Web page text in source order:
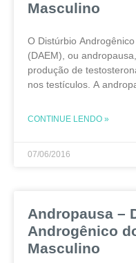
Masculino
O Distúrbio
(DAEM), ou
produção de
nos testículos. A
diversas enfermidades
CONTINUE LENDO »
07/06/2016
Andropausa –
Androgênico
Masculino